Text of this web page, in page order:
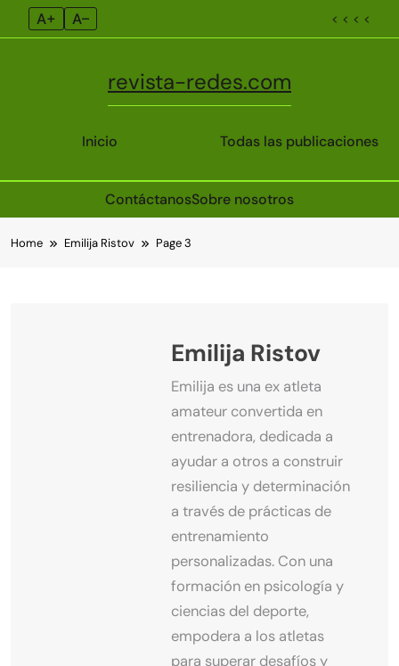
A+ A– < < < <
Inicio
revista-redes.com
Todas las publicaciones
ContáctanosSobre nosotros
toHome Emilija Ristov Page 3
Emilija Ristov
Emilija es una ex atleta
amateur convertida en
entrenadora, dedicada a
ayudar a otros a construir
resiliencia y determinación
a través de prácticas de
entrenamiento
personalizadas. Con una
formación en psicología y
ciencias del deporte,
empodera a los atletas
para superar desafíos y